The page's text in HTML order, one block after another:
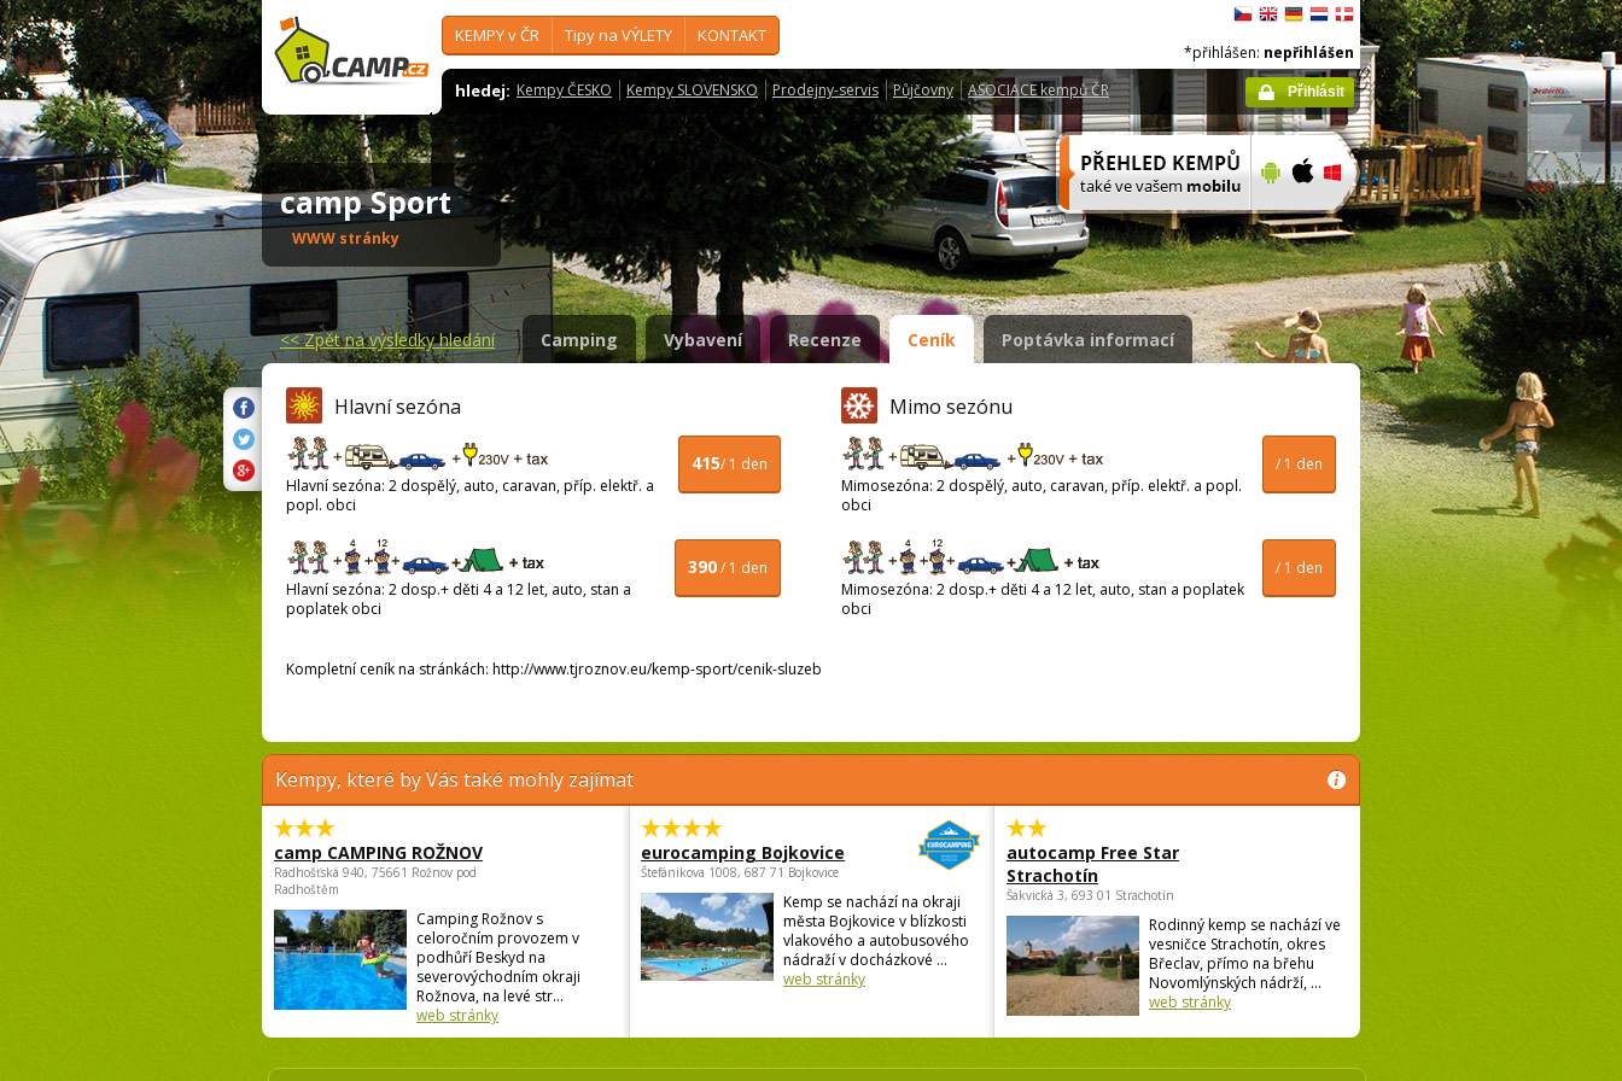
KEMPY v ČR Tipy na VÝLETY KONTAKT
hledej: Kempy ČESKO Kempy SLOVENSKO Prodejny-servis Půjčovny ASOCIACE kempů ČR
*přihlášen: nepřihlášen
Přihlásit
camp Sport
WWW stránky
<<Zpět na výsledky hledání Camping Vybavení Recenze Ceník Poptávka informací
Hlavní sezóna
415/ 1 den
Hlavní sezóna: 2 dospělý, auto, caravan, příp. elektř. a
popl. obci
390/ 1 den
Hlavní sezóna: 2 dosp.+ děti 4 a 12 let, auto, stan a
poplatek obci
Mimo sezónu
/ 1 den
Mimosezóna: 2 dospělý, auto, caravan, příp. elektř. a popl.
obci
/ 1 den
Mimosezóna: 2 dosp.+ děti 4 a 12 let, auto, stan a poplatek
obci
Kompletní ceník na stránkách: http://www.tjroznov.eu/kemp-sport/cenik-sluzeb
Kempy, které by Vás také mohly zajímat
camp CAMPING ROŽNOV
Radhošťská 940, 75661 Rožnov pod
Radhoštěm
Camping Rožnov s
celoročním provozem v
podhůří Beskyd na
severovýchodním okraji
Rožnova, na levé str...
web stránky
eurocamping Bojkovice
Štefánikova 1008, 687 71 Bojkovice
Kemp se nachází na okraji
města Bojkovice v blízkosti
vlakového a autobusového
nádraží v docházkové ...
web stránky
autocamp Free Star
Strachotín
Šakvická 3, 693 01 Strachotín
Rodinný kemp se nachází ve
vesničce Strachotín, okres
Břeclav, přímo na břehu
Novomlýnských nádrží, ...
web stránky